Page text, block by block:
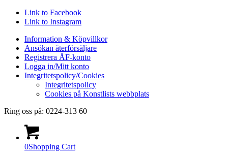
Link to Facebook
Link to Instagram
Information & Köpvillkor
Ansökan återförsäljare
Registrera ÅF-konto
Logga in/Mitt konto
Integritetspolicy/Cookies
Integritetspolicy
Cookies på Konstlists webbplats
Ring oss på: 0224-313 60
0Shopping Cart